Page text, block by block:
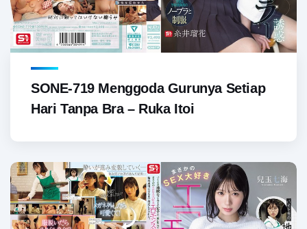
SONE-719 Menggoda Gurunya Setiap
Hari Tanpa Bra – Ruka Itoi